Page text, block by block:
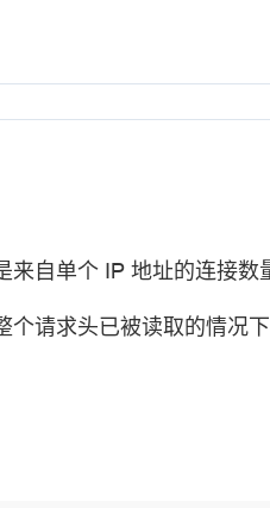
自单个 IP 地址的连接数
请求头已被读取的情况